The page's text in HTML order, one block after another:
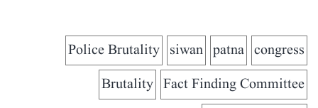
congress
patna
siwan
Police Brutality
Fact Finding Committee
Brutality